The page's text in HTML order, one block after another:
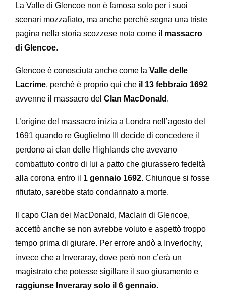
La Valle di Glencoe non è famosa solo per i suoi
scenari mozzafiato, ma anche perchè segna una triste
pagina nella storia scozzese nota come il massacro
di Glencoe.
Glencoe è conosciuta anche come la Valle delle
Lacrime, perchè è proprio qui che il 13 febbraio 1692
avvenne il massacro del Clan MacDonald .
L’origine del massacro inizia a Londra nell’agosto del
1691 quando re Guglielmo III decide di concedere il
perdono ai clan delle Highlands che avevano
combattuto contro di lui a patto che giurassero fedeltà
alla corona entro il 1 gennaio 1692. Chiunque si fosse
rifiutato, sarebbe stato condannato a morte.
Il capo Clan dei MacDonald, MacIain di Glencoe,
accettò anche se non avrebbe voluto e aspettò troppo
tempo prima di giurare. Per errore andò a Inverlochy,
invece che a Inveraray, dove però non c’erà un
magistrato che potesse sigillare il suo giuramento e
raggiunse Inveraray solo il 6 gennaio.